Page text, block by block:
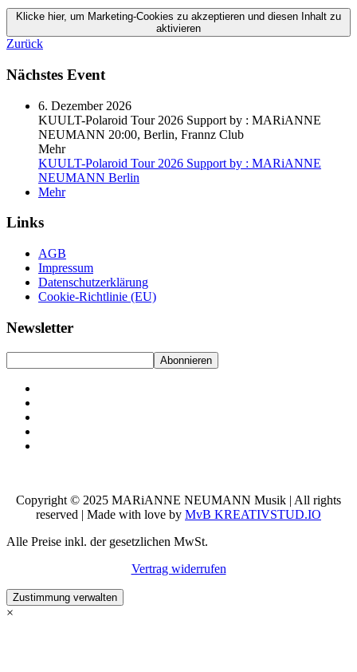
Klicke hier, um Marketing-Cookies zu akzeptieren und diesen Inhalt zu
aktivieren
Zurück
Nächstes Event
6. Dezember 2026
KUULT-Polaroid Tour 2026 Support by : MARiANNE
NEUMANN 20:00, Berlin, Frannz Club
Mehr
KUULT-Polaroid Tour 2026 Support by : MARiANNE
NEUMANN Berlin
Mehr
Links
AGB
Impressum
Datenschutzerklärung
Cookie-Richtlinie (EU)
Newsletter
Copyright © 2025 MARiANNE NEUMANN Musik | All rights
reserved | Made with love by MvB KREATIVSTUD.IO
Alle Preise inkl. der gesetzlichen MwSt.
Vertrag widerrufen
Zustimmung verwalten
×